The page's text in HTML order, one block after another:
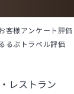
客様アンケート評価
るぶトラベル評価
・レストラン